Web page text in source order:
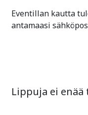
Eventillan kautta
antamaasi
Lippuja ei enää